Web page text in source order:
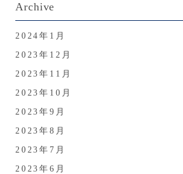
Archive
2024年1月
2023年12月
2023年11月
2023年10月
2023年9月
2023年8月
2023年7月
2023年6月